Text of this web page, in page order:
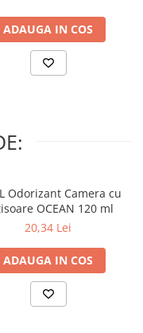
ADAUGA IN COS
Odorizant Camera cu
OCEAN 120 ml
20,34 Lei
ADAUGA IN COS